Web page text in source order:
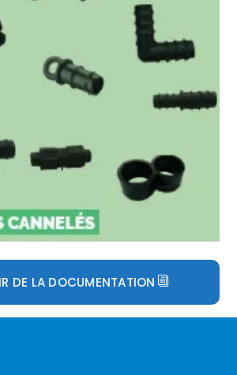
DE LA DOCUMENTATION